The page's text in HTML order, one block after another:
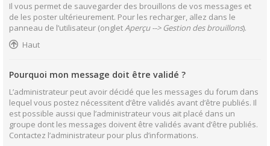
Il vous permet de sauvegarder des brouillons de vos messages et
de les poster ultérieurement. Pour les recharger, allez dans le
panneau de l’utilisateur (ongletAperçu --> Gestion des brouillons).
Haut
Pourquoi mon message doit être validé ?
L’administrateur peut avoir décidé que les messages du forum dans
lequel vous postez nécessitent d’être validés avant d’être publiés. Il
est possible aussi que l’administrateur vous ait placé dans un
groupe dont les messages doivent être validés avant d’être publiés.
Contactez l’administrateur pour plus d’informations.